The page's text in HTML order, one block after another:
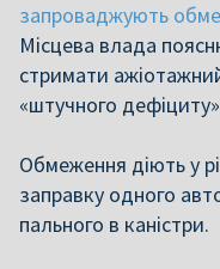
запроваджують
Місцева влада
стримати
«штучного
Обмеження діють у
заправку одного
пального в каністри.